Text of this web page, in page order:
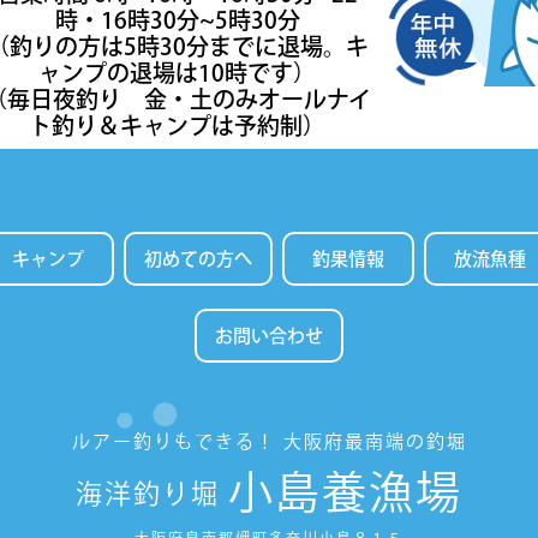
時・16時30分~5時30分
釣りの方は5時30分までに退場。キ
ャンプの退場は10時です）
毎日夜釣り 金・土のみオールナイ
ト釣り＆キャンプは予約制）
キャンプ 初めての方へ 釣果情報 放流魚種
お問い合わせ
ルアー釣りもできる！ 大阪府最南端の釣堀
海洋釣り堀 小島養漁場